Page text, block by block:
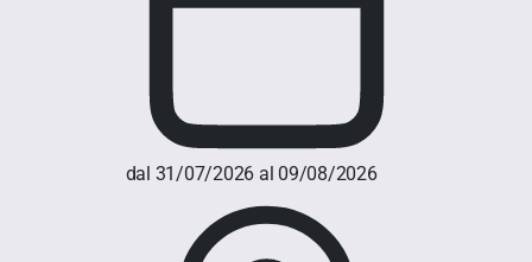
dal 31/07/2026 al 09/08/2026